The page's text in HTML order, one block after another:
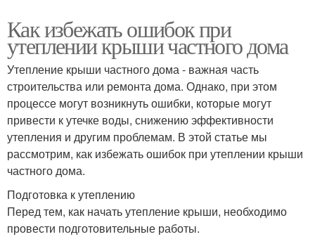
Как избежать ошибок при
утеплении крыши частного дома
Утепление крыши частного дома - важная часть
строительства или ремонта дома. Однако, при этом
процессе могут возникнуть ошибки, которые могут
привести к утечке воды, снижению эффективности
утепления и другим проблемам. В этой статье мы
рассмотрим, как избежать ошибок при утеплении крыши
частного дома.
Подготовка к утеплению
Перед тем, как начать утепление крыши, необходимо
провести подготовительные работы.